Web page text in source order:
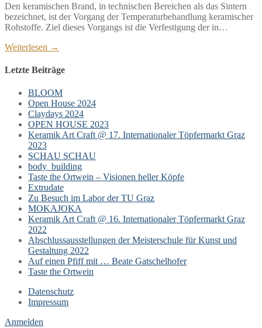
Den keramischen Brand, in technischen Bereichen als das Sintern
bezeichnet, ist der Vorgang der Temperaturbehandlung keramischer
Rohstoffe. Ziel dieses Vorgangs ist die Verfestigung der in…
Weiterlesen →
Letzte Beiträge
BLOOM
Open House 2024
Claydays 2024
OPEN HOUSE 2023
Keramik Art Craft @ 17. Internationaler Töpfermarkt Graz
2023
SCHAU SCHAU
body_building
Taste the Ortwein – Visionen heller Köpfe
Extrudate
Zu Besuch im Labor der TU Graz
MOKAJOKA
Keramik Art Craft @ 16. Internationaler Töpfermarkt Graz
2022
Abschlussausstellungen der Meisterschule für Kunst und
Gestaltung 2022
Auf einen Pfiff mit … Beate Gatschelhofer
Taste the Ortwein
Datenschutz
Impressum
Anmelden